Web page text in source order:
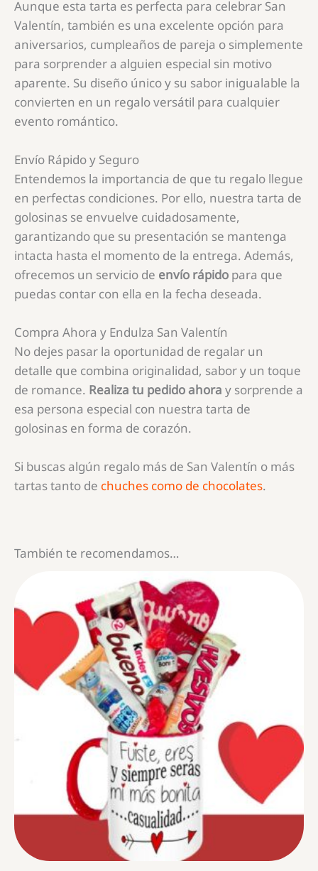
Aunque esta tarta es perfecta para celebrar San
Valentín, también es una excelente opción para
aniversarios, cumpleaños de pareja o simplemente
para sorprender a alguien especial sin motivo
aparente. Su diseño único y su sabor inigualable la
convierten en un regalo versátil para cualquier
evento romántico.
Envío Rápido y Seguro
Entendemos la importancia de que tu regalo llegue
en perfectas condiciones. Por ello, nuestra tarta de
golosinas se envuelve cuidadosamente,
garantizando que su presentación se mantenga
intacta hasta el momento de la entrega. Además,
ofrecemos un servicio de envío rápido para que
puedas contar con ella en la fecha deseada.
Compra Ahora y Endulza San Valentín
No dejes pasar la oportunidad de regalar un
detalle que combina originalidad, sabor y un toque
de romance. Realiza tu pedido ahora y sorprende a
esa persona especial con nuestra tarta de
golosinas en forma de corazón.
Si buscas algún regalo más de San Valentín o más
tartas tanto de chuches como de chocolates.
También te recomendamos…